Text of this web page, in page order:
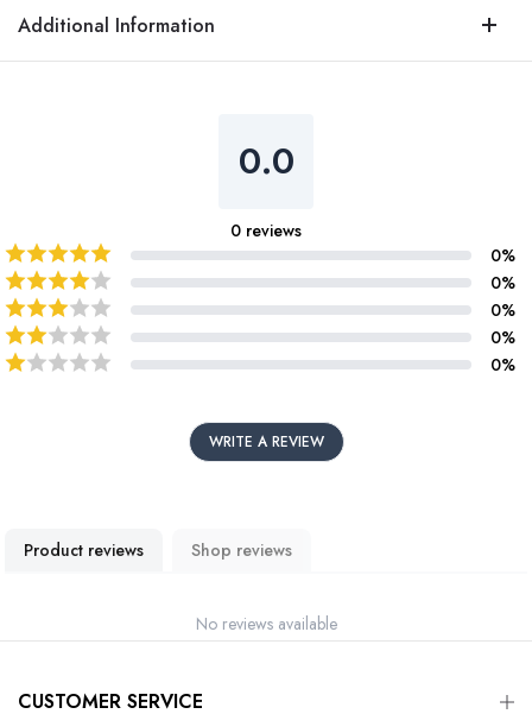
Additional Information
0.0
0 reviews
0%
0%
0%
0%
0%
WRITE A REVIEW
Product reviews Shop reviews
No reviews available
CUSTOMER SERVICE